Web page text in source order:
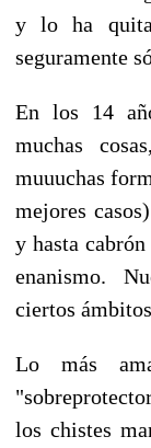
y lo ha
seguramente
En los 14
muchas
muuuchas
mejores
y hasta
enanismo.
ciertos
Lo más
los chistes